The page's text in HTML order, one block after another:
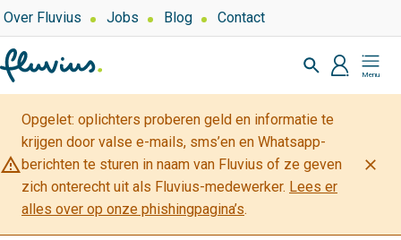
Overslaan
en
naar
de
inhoud
gaan
Top
navigation
Over Fluvius Jobs Blog Contact
Zoeken
profiel
Mijn
Fluvius
warning_amber
Opgelet: oplichters proberen geld en informatie te
krijgen door valse e-mails, sms’en en Whatsapp-
berichten te sturen in naam van Fluvius of ze geven
zich onterecht uit als Fluvius-medewerker. Lees er
alles over op onze phishingpagina’s.
close